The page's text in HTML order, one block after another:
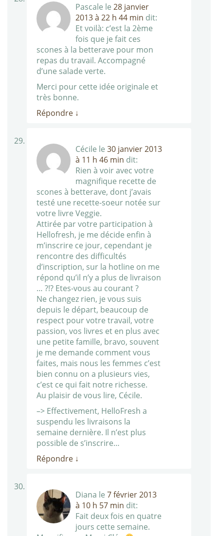
Pascale le 28 janvier
2013 à 22 h 44 min dit:
Et voilà: c’est la 2ème
fois que je fait ces
scones à la betterave pour mon
repas du travail. Accompagné
d’une salade verte.
Merci pour cette idée originale et
très bonne.
Répondre ↓
Cécile le 30 janvier 2013
à 11 h 46 min dit:
Rien à voir avec votre
magnifique recette de
scones à betterave, dont j’avais
testé une recette-soeur notée sur
votre livre Veggie.
Attirée par votre participation à
Hellofresh, je me décide enfin à
m’inscrire ce jour, cependant je
rencontre des difficultés
d’inscription, sur la hotline on me
répond qu’il n’y a plus de livraison
… ?!? Etes-vous au courant ?
Ne changez rien, je vous suis
depuis le départ, beaucoup de
respect pour votre travail, votre
passion, vos livres et en plus avec
une petite famille, bravo, souvent
je me demande comment vous
faites, mais nous les femmes c’est
bien connu on a plusieurs vies,
c’est ce qui fait notre richesse.
Au plaisir de vous lire, Cécile.
–> Effectivement, HelloFresh a
suspendu les livraisons la
semaine dernière. Il n’est plus
possible de s’inscrire…
Répondre ↓
Diana le 7 février 2013
à 10 h 57 min dit:
Fait deux fois en quatre
jours cette semaine.